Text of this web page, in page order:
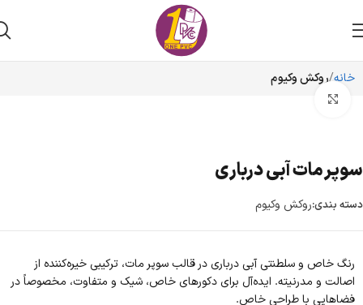
خانه روکش وکیوم
سوپر مات آبی درباری
دسته بندی:روکش وکیوم
رنگ خاص و سلطنتی آبی درباری در قالب سوپر مات، ترکیبی خیره‌کننده از
اصالت و مدرنیته. ایده‌آل برای دکورهای خاص، شیک و متفاوت، مخصوصاً در
فضاهایی با طراحی خاص.